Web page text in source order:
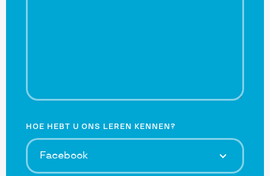
HOE HEBT U ONS LEREN KENNEN?